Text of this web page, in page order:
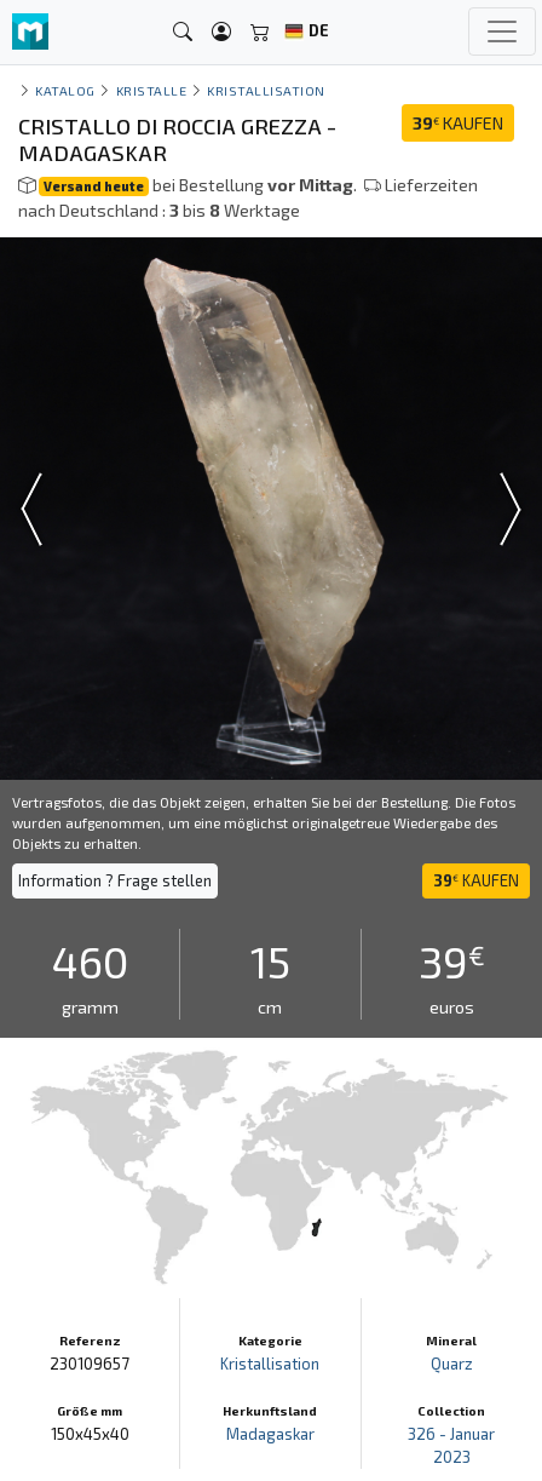
DE
KATALOG KRISTALLE KRISTALLISATION
39€ KAUFEN
CRISTALLO DI ROCCIA GREZZA -
MADAGASKAR
Versand heute bei Bestellungvor Mittag.
Lieferzeiten
nach Deutschland : 3bis 8Werktage
Vertragsfotos, die das Objekt zeigen, erhalten Sie bei der Bestellung. Die Fotos
wurden aufgenommen, um eine möglichst originalgetreue Wiedergabe des
Objekts zu erhalten.
Information ? Frage stellen 39€ KAUFEN
460
gramm
15
cm
39€
euros
Referenz
230109657
Größe mm
150x45x40
Kategorie
Kristallisation
Herkunftsland
Madagaskar
Mineral
Quarz
Collection
326 - Januar
2023